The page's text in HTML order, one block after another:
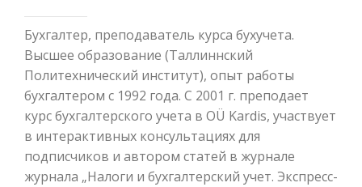
Бухгалтер, преподаватель курса бухучета.
Высшее образование (Таллиннский
Политехнический институт), опыт работы
бухгалтером с 1992 года. С 2001 г. преподает
курс бухгалтерского учета в OÜ Kardis, участвует
в интерактивных консультациях для
подписчиков и автором статей в журнале
журнала „Налоги и бухгалтерский учет. Экспресс-